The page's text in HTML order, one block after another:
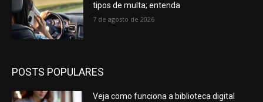
tipos de multa; entenda
7 de agosto de 2026
POSTS POPULARES
Veja como funciona a biblioteca digital